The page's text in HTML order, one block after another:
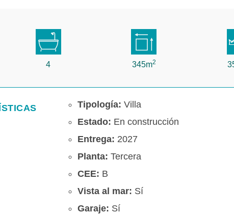
4 345m2
Tipología: Villa
Estado: En construcción
Entrega: 2027
Planta: Tercera
CEE: B
Vista al mar: Sí
Garaje: Sí